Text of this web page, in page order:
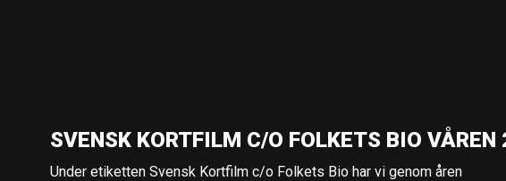
SVENSK KORTFILM C/O FOLKETS BIO VÅREN
Under etiketten Svensk Kortfilm c/o Folkets Bio har vi genom åren